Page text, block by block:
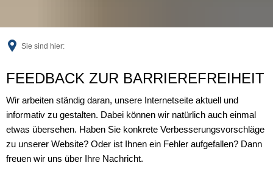
Sie sind hier:
Feedback
FEEDBACK ZUR BARRIEREFREIHEIT
Wir arbeiten ständig daran, unsere Internetseite aktuell und
informativ zu gestalten. Dabei können wir natürlich auch einmal
etwas übersehen. Haben Sie konkrete Verbesserungsvorschläge
zu unserer Website? Oder ist Ihnen ein Fehler aufgefallen? Dann
freuen wir uns über Ihre Nachricht.